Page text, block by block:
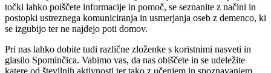
točki lahko poiščete informacije in pomoč, se seznanite z načini in
postopki ustreznega komuniciranja in usmerjanja oseb z demenco, ki
se izgubijo ter ne najdejo poti domov.
Pri nas lahko dobite tudi različne zloženke s koristnimi nasveti in
glasilo Spominčica. Vabimo vas, da nas obiščete in se udeležite